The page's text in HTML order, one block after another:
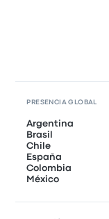
PRESENCIA GLOBAL
Argentina
Brasil
Chile
España
Colombia
México